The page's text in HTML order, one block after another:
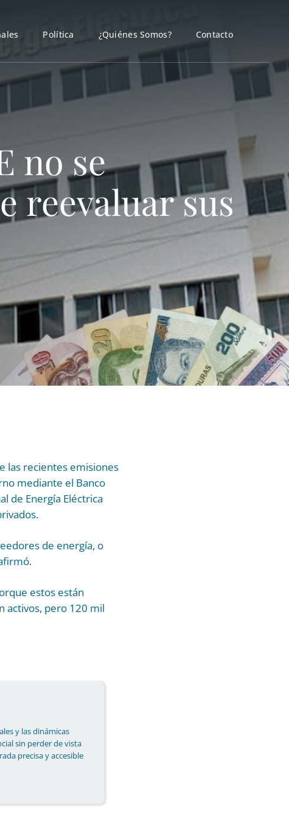
Política ¿Quiénes Somos? Contacto
no se
reevaluar sus
las recientes emisiones
mediante el Banco
de Energía Eléctrica
de energía, o
estos están
activos, pero 120 mil
y las dinámicas
sin perder de vista
precisa y accesible